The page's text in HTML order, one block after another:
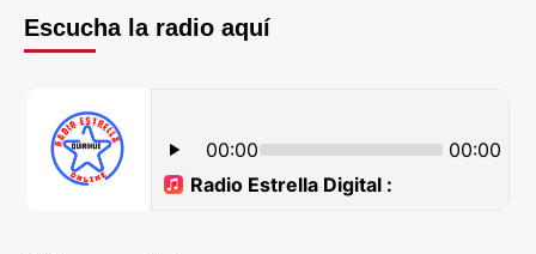
Escucha la radio aquí